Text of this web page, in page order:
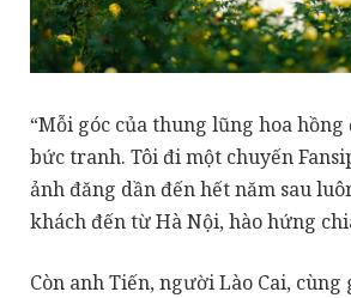
“Mỗi góc của thung lũng hoa
bức tranh. Tôi đi một chuyến
ảnh đăng dần đến hết năm sau
khách đến từ Hà Nội, hào hứng
Còn anh Tiến, người Lào Cai,